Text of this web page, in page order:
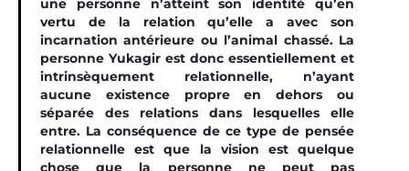
une personne n’atteint son identité qu’en
vertu de la relation qu’elle a avec son
incarnation antérieure ou l’animal chassé. La
personne Yukagir est donc essentiellement et
intrinsèquement relationnelle, n’ayant
aucune existence propre en dehors ou
séparée des relations dans lesquelles elle
entre. La conséquence de ce type de pensée
relationnelle est que la vision est quelque
chose que la personne ne peut pas